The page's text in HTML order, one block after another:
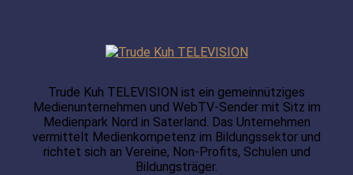
Trude Kuh TELEVISION ist ein gemeinnütziges
Medienunternehmen und WebTV-Sender mit Sitz im
Medienpark Nord in Saterland. Das Unternehmen
vermittelt Medienkompetenz im Bildungssektor und
richtet sich an Vereine, Non-Profits, Schulen und
Bildungsträger.